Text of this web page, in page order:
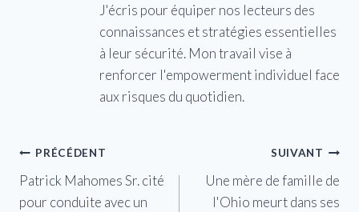
J'écris pour équiper nos lecteurs des
connaissances et stratégies essentielles
à leur sécurité. Mon travail vise à
renforcer l'empowerment individuel face
aux risques du quotidien.
Navigation
de
PRÉCÉDENT
Patrick Mahomes Sr. cité
pour conduite avec un
SUIVANT
Une mère de famille de
l'Ohio meurt dans ses